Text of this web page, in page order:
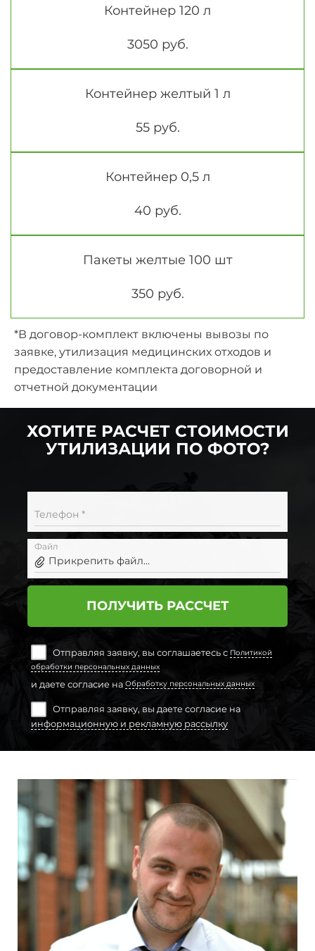
Контейнер 120 л
3050 руб.
Контейнер желтый 1 л
55 руб.
Контейнер 0,5 л
40 руб.
Пакеты желтые 100 шт
350 руб.
*В договор-комплект включены вывозы по
заявке, утилизация медицинских отходов и
предоставление комплекта договорной и
отчетной документации
ХОТИТЕ РАСЧЕТ СТОИМОСТИ
УТИЛИЗАЦИИ ПО ФОТО?
Телефон *
Файл
Прикрепить файл...
ПОЛУЧИТЬ РАССЧЕТ
Отправляя заявку, вы соглашаетесь с Политикой
обработки персональных данных
и даете согласие на Обработку персональных данных
Отправляя заявку, вы даете согласие на
информационную и рекламную рассылку